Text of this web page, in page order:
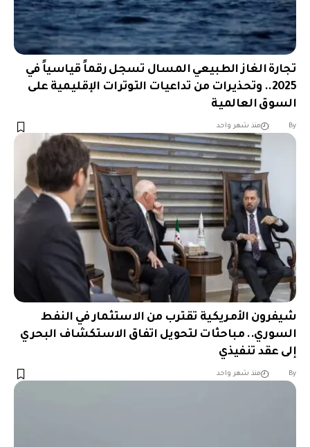
تجارة الغاز الطبيعي المسال تسجل رقماً قياسياً في
2025.. وتحذيرات من تداعيات التوترات الإقليمية على
السوق العالمية
By منذ شهر واحد
شيفرون الأمريكية تقترب من الاستثمار في النفط
السوري.. مباحثات لتحويل اتفاق الاستكشاف البحري
إلى عقد تنفيذي
By منذ شهر واحد